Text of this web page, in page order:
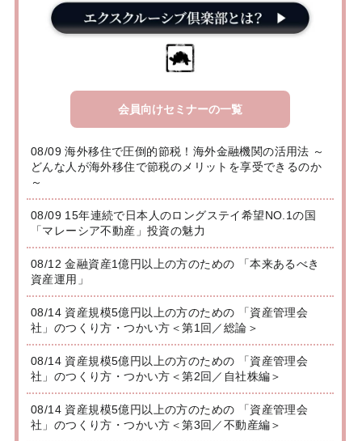
会員向けセミナーの一覧
08/09 海外移住で圧倒的節税！海外金融機関の活用法 ～
どんな人が海外移住で節税のメリットを享受できるのか
～
08/09 15年連続で日本人のロングステイ希望NO.1の国
「マレーシア不動産」投資の魅力
08/12 金融資産1億円以上の方のための 「本来あるべき
資産運用」
08/14 資産規模5億円以上の方のための 「資産管理会
社」のつくり方・つかい方＜第1回／総論＞
08/14 資産規模5億円以上の方のための 「資産管理会
社」のつくり方・つかい方＜第2回／自社株編＞
08/14 資産規模5億円以上の方のための 「資産管理会
社」のつくり方・つかい方＜第3回／不動産編＞